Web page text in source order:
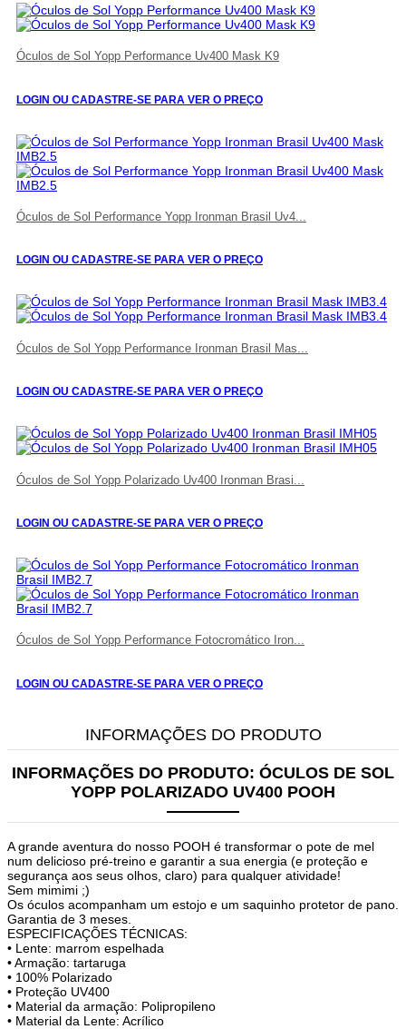
Óculos de Sol Yopp Performance Uv400 Mask K9
LOGIN OU CADASTRE-SE PARA VER O PREÇO
Óculos de Sol Performance Yopp Ironman Brasil Uv4...
LOGIN OU CADASTRE-SE PARA VER O PREÇO
Óculos de Sol Yopp Performance Ironman Brasil Mas...
LOGIN OU CADASTRE-SE PARA VER O PREÇO
Óculos de Sol Yopp Polarizado Uv400 Ironman Brasi...
LOGIN OU CADASTRE-SE PARA VER O PREÇO
Óculos de Sol Yopp Performance Fotocromático Iron...
LOGIN OU CADASTRE-SE PARA VER O PREÇO
INFORMAÇÕES DO PRODUTO
INFORMAÇÕES DO PRODUTO: ÓCULOS DE SOL
YOPP POLARIZADO UV400 POOH
A grande aventura do nosso POOH é transformar o pote de mel
num delicioso pré-treino e garantir a sua energia (e proteção e
segurança aos seus olhos, claro) para qualquer atividade!
Sem mimimi ;)
Os óculos acompanham um estojo e um saquinho protetor de pano.
Garantia de 3 meses.
ESPECIFICAÇÕES TÉCNICAS:
• Lente: marrom espelhada
• Armação: tartaruga
• 100% Polarizado
• Proteção UV400
• Material da armação: Polipropileno
• Material da Lente: Acrílico